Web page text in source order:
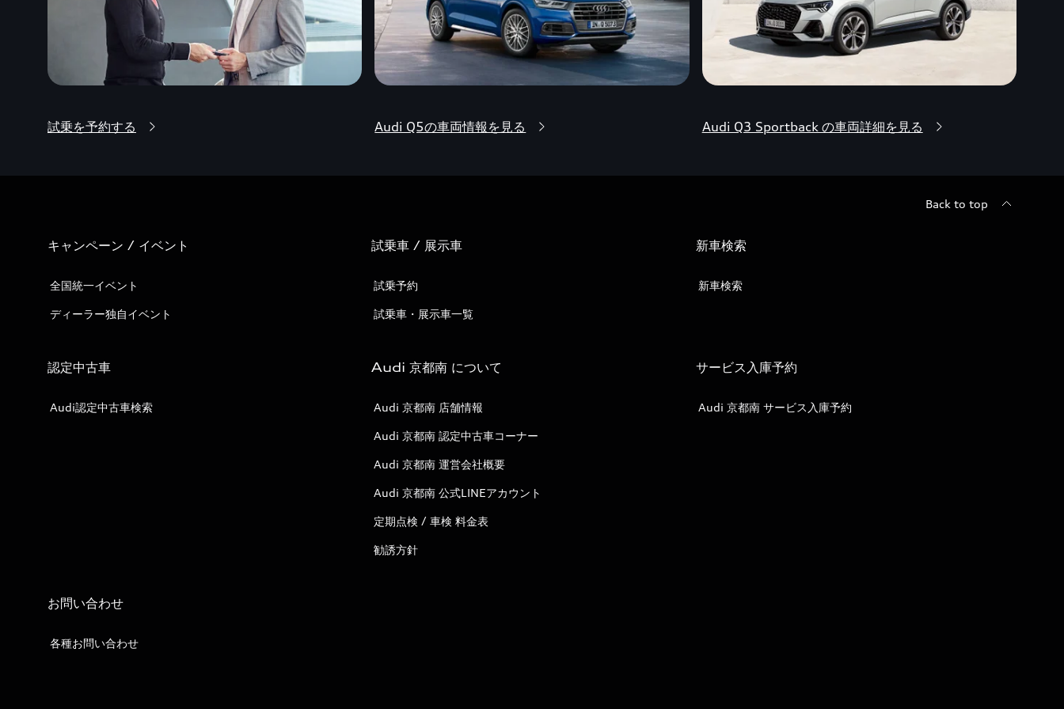
試乗を予約する Audi Q5の車両情報を見る Audi Q3 Sportback の車両詳細を見る
Back to top
キャンペーン / イベント
全国統一イベント
ディーラー独自イベント
試乗車 / 展示車
試乗予約
試乗車・展示車一覧
新車検索
新車検索
認定中古車
Audi認定中古車検索
Audi 京都南 について
Audi 京都南 店舗情報
Audi 京都南 認定中古車コーナー
Audi 京都南 運営会社概要
Audi 京都南 公式LINEアカウント
定期点検 / 車検 料金表
勧誘方針
サービス入庫予約
Audi 京都南 サービス入庫予約
お問い合わせ
各種お問い合わせ